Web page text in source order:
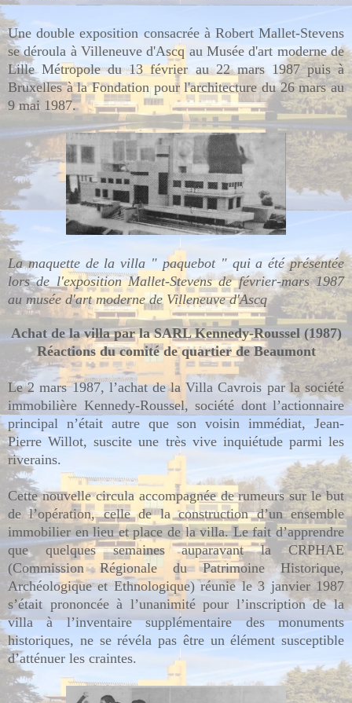
Une double exposition consacrée à Robert Mallet-Stevens
se déroula à Villeneuve d'Ascq au Musée d'art moderne de
Lille Métropole du 13 février au 22 mars 1987 puis à
Bruxelles à la Fondation pour l'architecture du 26 mars au
9 mai 1987.
La maquette de la villa " paquebot " qui a été présentée
lors de l'exposition Mallet-Stevens de février-mars 1987
au musée d'art moderne de Villeneuve d'Ascq
Achat de la villa par la SARL Kennedy-Roussel (1987)
Réactions du comité de quartier de Beaumont
Le 2 mars 1987, l’achat de la Villa Cavrois par la société
immobilière Kennedy-Roussel, société dont l’actionnaire
principal n’était autre que son voisin immédiat, Jean-
Pierre Willot, suscite une très vive inquiétude parmi les
riverains.
Cette nouvelle circula accompagnée de rumeurs sur le but
de l’opération, celle de la construction d’un ensemble
immobilier en lieu et place de la villa. Le fait d’apprendre
que quelques semaines auparavant la CRPHAE
(Commission Régionale du Patrimoine Historique,
Archéologique et Ethnologique) réunie le 3 janvier 1987
s’était prononcée à l’unanimité pour l’inscription de la
villa à l’inventaire supplémentaire des monuments
historiques, ne se révéla pas être un élément susceptible
d’atténuer les craintes.